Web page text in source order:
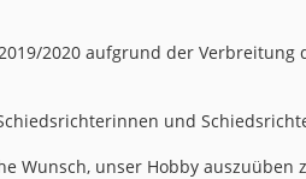
2020 aufgrund der Verbreitung
und
Wunsch, unser Hobby auszuüben